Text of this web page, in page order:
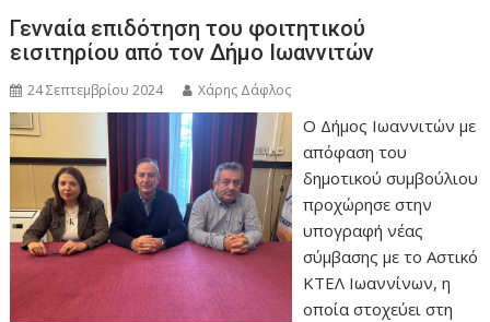
Γενναία επιδότηση του φοιτητικού
εισιτηρίου από τον Δήμο Ιωαννιτών
24 Σεπτεμβρίου 2024 Χάρης Δάφλος
Ο Δήμος Ιωαννιτών με
απόφαση του
δημοτικού συμβούλιου
προχώρησε στην
υπογραφή νέας
σύμβασης με το Αστικό
ΚΤΕΛ Ιωαννίνων, η
οποία στοχεύει στη